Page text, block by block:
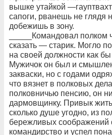
вышке утайкой
сапоги, рванешь не глядя
добежишь в зону.
_____Командовал полком
сказать — старик. Могло
на своей должности как
Мужичок он был и
закваски, но с годами
что вязнет в полковых
полковничью пенсию, он
дармовщинку. Привык
сколько душе угодно, из
бережливых соображений
командирство и успел